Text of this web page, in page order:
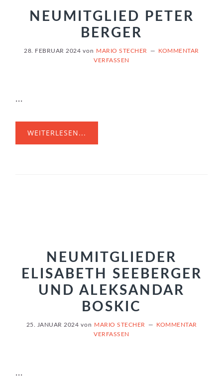
NEUMITGLIED PETER
BERGER
28. FEBRUAR 2024 von MARIO STECHER
KOMMENTAR
VERFASSEN
...
WEITERLESEN...
NEUMITGLIEDER
ELISABETH SEEBERGER
UND ALEKSANDAR
BOSKIC
25. JANUAR 2024 von MARIO STECHER
KOMMENTAR
VERFASSEN
...